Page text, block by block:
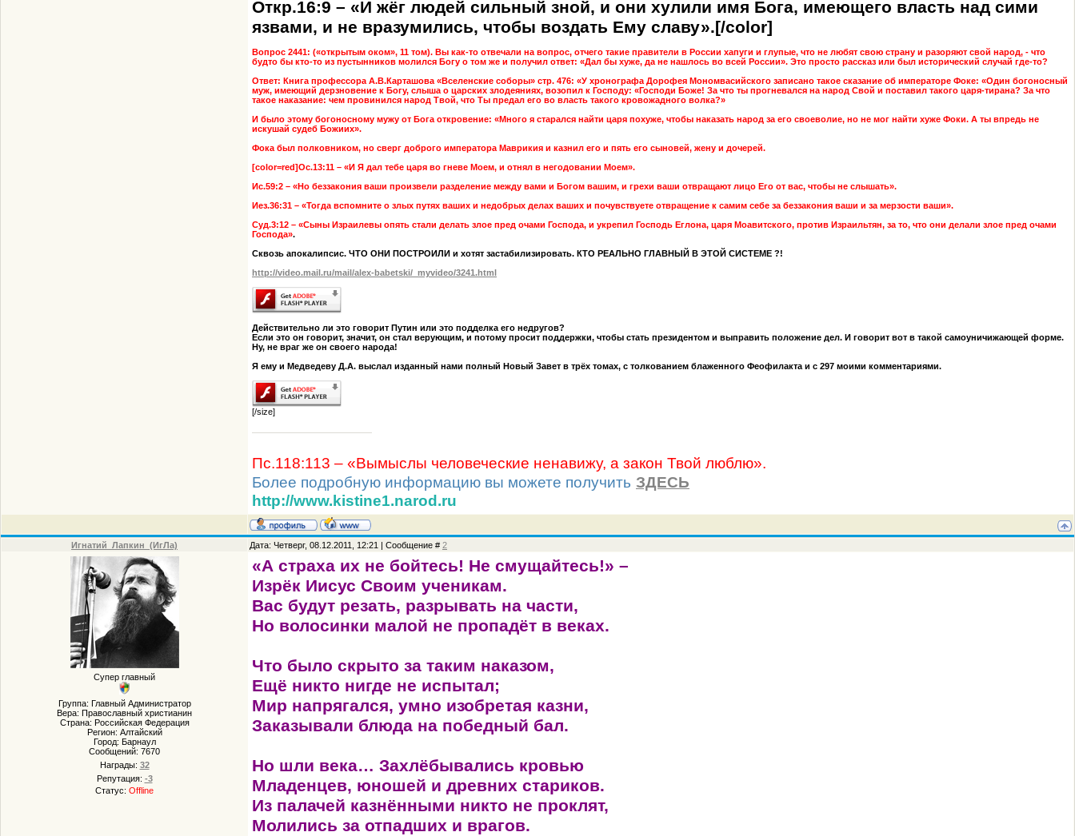
Откр.16:9 – «И жёг людей сильный зной, и они хулили имя Бога, имеющего власть над сими
язвами, и не вразумились, чтобы воздать Ему славу».[/color]
Вопрос 2441: («открытым оком», 11 том). Вы как-то отвечали на вопрос, отчего такие правители в России хапуги и глупые, что не любят свою страну и разоряют свой народ, - что
будто бы кто-то из пустынников молился Богу о том же и получил ответ: «Дал бы хуже, да не нашлось во всей России». Это просто рассказ или был исторический случай где-то?
Ответ: Книга профессора А.В.Карташова «Вселенские соборы» стр. 476: «У хронографа Дорофея Мономвасийского записано такое сказание об императоре Фоке: «Один богоносный
муж, имеющий дерзновение к Богу, слыша о царских злодеяниях, возопил к Господу: «Господи Боже! За что ты прогневался на народ Свой и поставил такого царя-тирана? За что
такое наказание: чем провинился народ Твой, что Ты предал его во власть такого кровожадного волка?»
И было этому богоносному мужу от Бога откровение: «Много я старался найти царя похуже, чтобы наказать народ за его своеволие, но не мог найти хуже Фоки. А ты впредь не
искушай судеб Божиих».
Фока был полковником, но сверг доброго императора Маврикия и казнил его и пять его сыновей, жену и дочерей.
[color=red]Ос.13:11 – «И Я дал тебе царя во гневе Моем, и отнял в негодовании Моем».
Ис.59:2 – «Но беззакония ваши произвели разделение между вами и Богом вашим, и грехи ваши отвращают лицо Его от вас, чтобы не слышать».
Иез.36:31 – «Тогда вспомните о злых путях ваших и недобрых делах ваших и почувствуете отвращение к самим себе за беззакония ваши и за мерзости ваши».
Суд.3:12 – «Сыны Израилевы опять стали делать злое пред очами Господа, и укрепил Господь Еглона, царя Моавитского, против Израильтян, за то, что они делали злое пред очами
Господа».
Сквозь апокалипсис. ЧТО ОНИ ПОСТРОИЛИ и хотят застабилизировать. КТО РЕАЛЬНО ГЛАВНЫЙ В ЭТОЙ СИСТЕМЕ ?!
http://video.mail.ru/mail/alex-babetski/_myvideo/3241.html
Действительно ли это говорит Путин или это подделка его недругов?
Если это он говорит, значит, он стал верующим, и потому просит поддержки, чтобы стать президентом и выправить положение дел. И говорит вот в такой самоуничижающей форме.
Ну, не враг же он своего народа!
Я ему и Медведеву Д.А. выслал изданный нами полный Новый Завет в трёх томах, с толкованием блаженного Феофилакта и с 297 моими комментариями.
[/size]
Пс.118:113 – «Вымыслы человеческие ненавижу, а закон Твой люблю».
Более подробную информацию вы можете получить ЗДЕСЬ
http://www.kistine1.narod.ru
Игнатий_Лапкин_(ИгЛа) Дата: Четверг, 08.12.2011, 12:21 | Сообщение # 2
Супер главный
Группа: Главный Администратор
Вера: Православный христианин
Страна: Российская Федерация
Регион: Алтайский
Город: Барнаул
Сообщений: 7670
Награды: 32
Репутация: -3
Статус: Offline
«А страха их не бойтесь! Не смущайтесь!» –
Изрёк Иисус Своим ученикам.
Вас будут резать, разрывать на части,
Но волосинки малой не пропадёт в веках.
Что было скрыто за таким наказом,
Ещё никто нигде не испытал;
Мир напрягался, умно изобретая казни,
Заказывали блюда на победный бал.
Но шли века… Захлёбывались кровью
Младенцев, юношей и древних стариков.
Из палачей казнёнными никто не проклят,
Молились за отпадших и врагов.